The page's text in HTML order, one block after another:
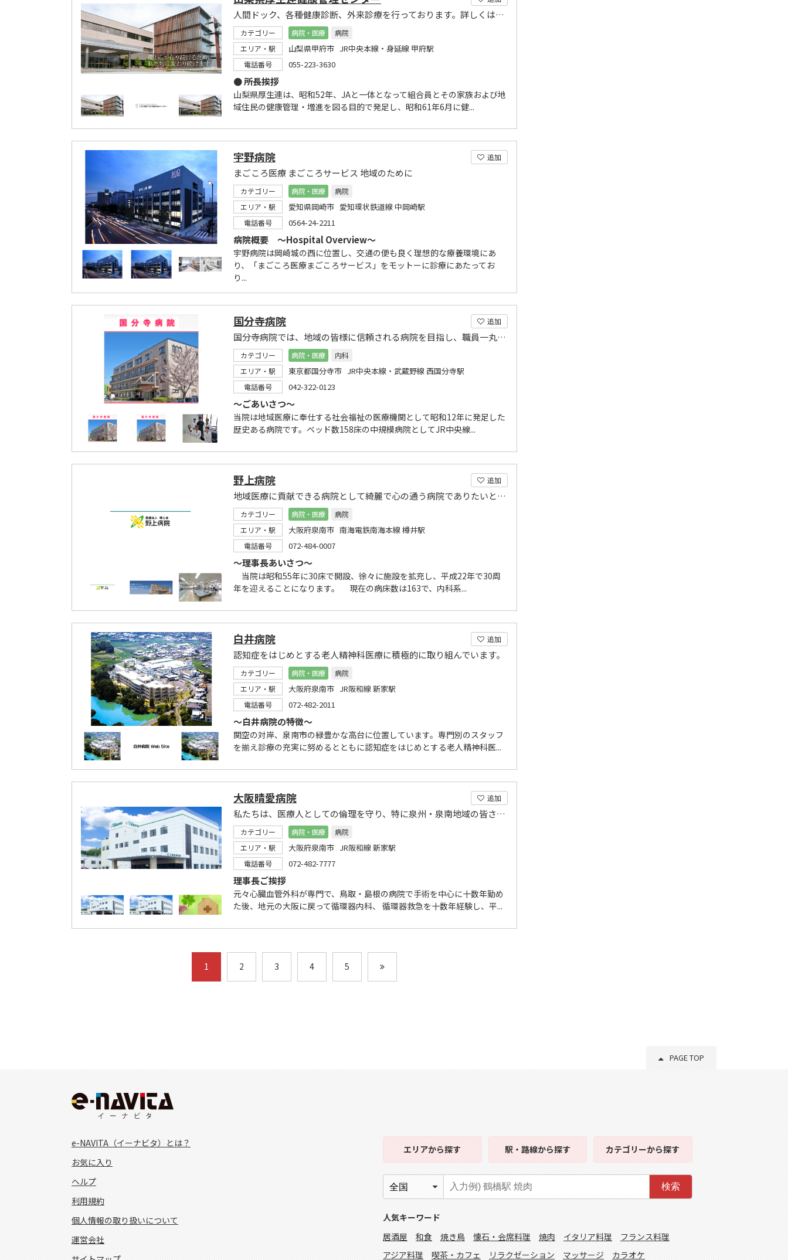
人間ドック、各種健康診断、外来診療を行っております。詳しくはお問合せ下さい。
カテゴリー 病院・医療
病院
エリア・駅
山梨県甲府市 JR中央本線・身延線 甲府駅
電話番号 055-223-3630
● 所長挨拶
山梨県厚生連は、昭和52年、JAと一体となって組合員とその家族および地
域住民の健康管理・増進を図る目的で発足し、昭和61年6月に健...
追加
宇野病院
まごころ医療 まごころサービス 地域のために
カテゴリー 病院・医療
病院
エリア・駅
愛知県岡崎市 愛知環状鉄道線 中岡崎駅
電話番号 0564-24-2211
病院概要 ～Hospital Overview～
宇野病院は岡崎城の西に位置し、交通の便も良く理想的な療養環境にあ
り、「まごころ医療まごころサービス」をモットーに診療にあたってお
り...
追加
国分寺病院
国分寺病院では、地域の皆様に信頼される病院を目指し、職員一丸となって取り組んでおります。
カテゴリー 病院・医療
内科
エリア・駅
東京都国分寺市 JR中央本線・武蔵野線 西国分寺駅
電話番号 042-322-0123
～ごあいさつ～
当院は地域医療に奉仕する社会福祉の医療機関として昭和12年に発足した
歴史ある病院です。ベッド数158床の中規模病院としてJR中央線...
追加
野上病院
地域医療に貢献できる病院として綺麗で心の通う病院でありたいと念願し、努力してゆきたいです。
カテゴリー 病院・医療
病院
エリア・駅
大阪府泉南市 南海電鉄南海本線 樽井駅
電話番号 072-484-0007
～理事長あいさつ～
当院は昭和55年に30床で開設、徐々に施設を拡充し、平成22年で30周
年を迎えることになります。 現在の病床数は163で、内科系...
追加
白井病院
認知症をはじめとする老人精神科医療に積極的に取り組んでいます。
カテゴリー 病院・医療
病院
エリア・駅
大阪府泉南市 JR阪和線 新家駅
電話番号 072-482-2011
～白井病院の特徴～
関空の対岸、泉南市の緑豊かな高台に位置しています。専門別のスタッフ
を揃え診療の充実に努めるとともに認知症をはじめとする老人精神科医...
追加
大阪晴愛病院
私たちは、医療人としての倫理を守り、特に泉州・泉南地域の皆さまから信頼されるよう励みます
カテゴリー 病院・医療
病院
エリア・駅
大阪府泉南市 JR阪和線 新家駅
電話番号 072-482-7777
理事長ご挨拶
元々心臓血管外科が専門で、鳥取・島根の病院で手術を中心に十数年勤め
た後、地元の大阪に戻って循環器内科、 循環器救急を十数年経験し、平...
1 2 3 4 5
PAGE TOP
e-NAVITA（イーナビタ）とは？
お気に入り
ヘルプ
利用規約
個人情報の取り扱いについて
運営会社
エリアから探す 駅・路線から探す カテゴリーから探す
検索
人気キーワード
居酒屋
和食 焼き鳥 懐石・会席料理 焼肉 イタリア料理
フランス料理
アジア料理
喫茶・カフェ リラクゼーション マッサージ カラオケ